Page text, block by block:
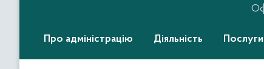
Про адміністрацію Діяльність Послуги